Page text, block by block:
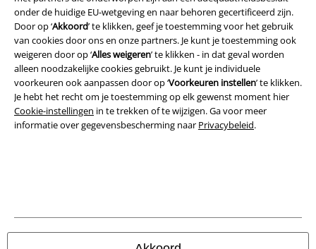
onder de huidige EU-wetgeving en naar behoren gecertificeerd zijn.
Door op ‘Akkoord’ te klikken, geef je toestemming voor het gebruik
van cookies door ons en onze partners. Je kunt je toestemming ook
weigeren door op ‘Alles weigeren’ te klikken - in dat geval worden
alleen noodzakelijke cookies gebruikt. Je kunt je individuele
voorkeuren ook aanpassen door op ‘Voorkeuren instellen’ te klikken.
Je hebt het recht om je toestemming op elk gewenst moment hier
Cookie-instellingen in te trekken of te wijzigen. Ga voor meer
informatie over gegevensbescherming naar Privacybeleid.
Bedrijfsgegevens
Privacyverklaring
Verklaring van conformiteit
Informatie over toegankelijkheid
© 1986-2026 Large Popmerchandising BV